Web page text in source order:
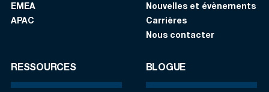
EMEA
APAC
Nouvelles et évènements
Carrières
Nous contacter
RESSOURCES BLOGUE